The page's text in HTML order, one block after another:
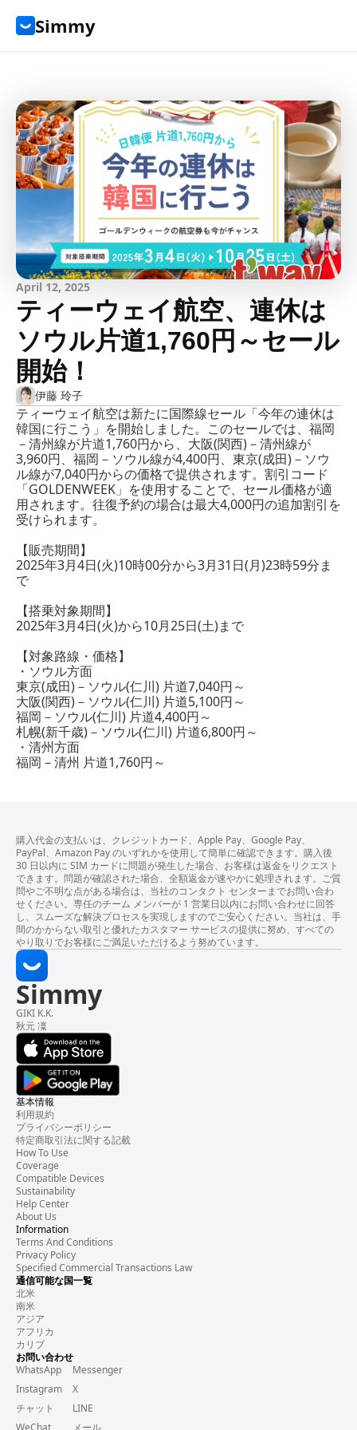
Simmy
April 12, 2025
ティーウェイ航空、連休は
ソウル片道1,760円～セール
開始！
伊藤 玲子
ティーウェイ航空は新たに国際線セール「今年の連休は
韓国に行こう」を開始しました。このセールでは、福岡
－清州線が片道1,760円から、大阪(関西)－清州線が
3,960円、福岡－ソウル線が4,400円、東京(成田)－ソウ
ル線が7,040円からの価格で提供されます。割引コード
「GOLDENWEEK」を使用することで、セール価格が適
用されます。往復予約の場合は最大4,000円の追加割引を
受けられます。
【販売期間】
2025年3月4日(火)10時00分から3月31日(月)23時59分ま
で
【搭乗対象期間】
2025年3月4日(火)から10月25日(土)まで
【対象路線・価格】
・ソウル方面
東京(成田)－ソウル(仁川) 片道7,040円～
大阪(関西)－ソウル(仁川) 片道5,100円～
福岡－ソウル(仁川) 片道4,400円～
札幌(新千歳)－ソウル(仁川) 片道6,800円～
・清州方面
福岡－清州 片道1,760円～
購入代金の支払いは、クレジットカード、Apple Pay、Google Pay、
PayPal、Amazon Pay のいずれかを使用して簡単に確認できます。購入後
30 日以内に SIM カードに問題が発生した場合、お客様は返金をリクエスト
できます。問題が確認された場合、全額返金が速やかに処理されます。ご質
問やご不明な点がある場合は、当社のコンタクト センターまでお問い合わ
せください。専任のチーム メンバーが 1 営業日以内にお問い合わせに回答
し、スムーズな解決プロセスを実現しますのでご安心ください。当社は、手
間のかからない取引と優れたカスタマー サービスの提供に努め、すべての
やり取りでお客様にご満足いただけるよう努めています。
Simmy
GIKI K.K.
秋元 凜
基本情報
利用規約
プライバシーポリシー
特定商取引法に関する記載
How To Use
Coverage
Compatible Devices
Sustainability
Help Center
About Us
Information
Terms And Conditions
Privacy Policy
Specified Commercial Transactions Law
通信可能な国一覧
北米
南米
アジア
アフリカ
カリブ
お問い合わせ
WhatsApp
Messenger
Instagram
X
チャット
LINE
WeChat
メール